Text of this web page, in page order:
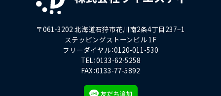
〒061-3202 北海道石狩市花川南2条4丁目237−1
ステッピングストーンビル 1F
フリーダイヤル：0120-011-530
TEL：0133-62-5258
FAX：0133-77-5892